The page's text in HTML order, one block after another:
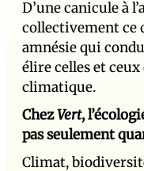
D’une canicule à
collectivement ce
amnésie qui
élire celles et
climatique.
ChezVert,
pas seulement
Climat,